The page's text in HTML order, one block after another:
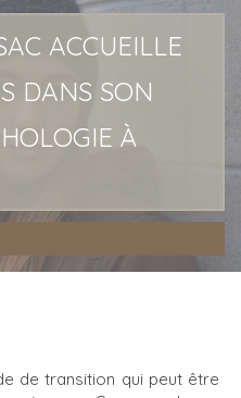
ACCUEILLE
DANS SON
À
de transition qui peut être